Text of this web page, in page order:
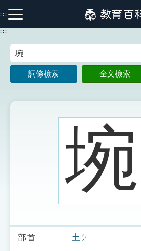
到
主
:::
注音索引圖示 筆畫索引圖示
索引選單
:::
詞條檢索 全文檢索
埦
部首 土 ㄊㄨˇ